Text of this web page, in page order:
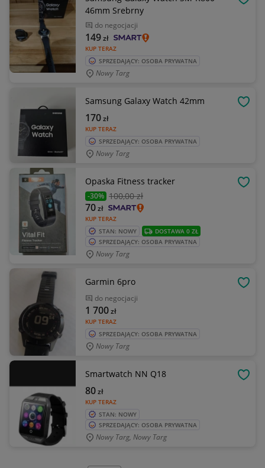
46mm Srebrny
do negocjacji
KUP TERAZ
149zł
SPRZEDAJĄCY: OSOBA PRYWATNA
Nowy Targ
Samsung Galaxy Watch 42mm
KUP TERAZ
170zł
SPRZEDAJĄCY: OSOBA PRYWATNA
Nowy Targ
Opaska Fitness tracker
-30% 100,00 zł
KUP TERAZ
70zł
STAN: NOWY
DOSTAWA 0 ZŁ
SPRZEDAJĄCY: OSOBA PRYWATNA
Nowy Targ
Garmin 6pro
do negocjacji
KUP TERAZ
1 700zł
SPRZEDAJĄCY: OSOBA PRYWATNA
Nowy Targ
Smartwatch NN Q18
KUP TERAZ
80zł
STAN: NOWY
SPRZEDAJĄCY: OSOBA PRYWATNA
Nowy Targ, Nowy Targ